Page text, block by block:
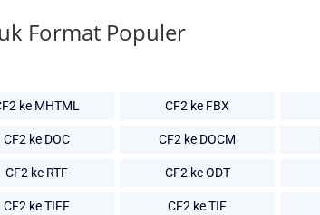
Format Populer
ke MHTML CF2 ke FBX
CF2 ke DOC CF2 ke DOCM
CF2 ke RTF CF2 ke ODT
CF2 ke TIFF CF2 ke TIF